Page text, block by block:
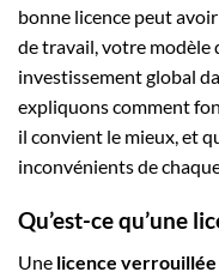
bonne licence peut
de travail, votre
investissement global
expliquons comment
il convient le mieux, et
inconvénients de
Qu’est-ce qu’une
Une licence